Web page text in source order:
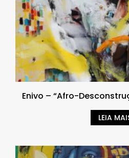
Enivo – “Afro-
LEIA